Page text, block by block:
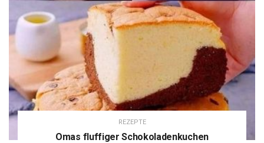
REZEPTE
Omas fluffiger Schokoladenkuchen